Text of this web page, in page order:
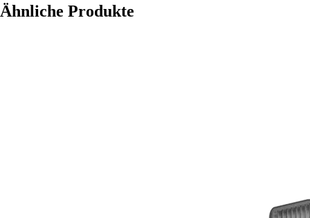
Ähnliche Produkte